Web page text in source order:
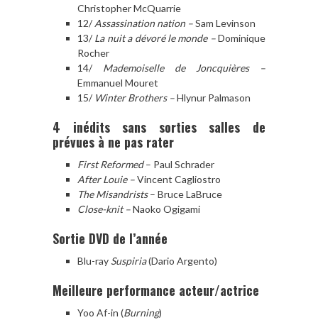
Christopher McQuarrie
12/ Assassination nation –Sam Levinson
13/ La nuit a dévoré le monde –Dominique
Rocher
14/ Mademoiselle de Joncquières –
Emmanuel Mouret
15/ Winter Brothers –Hlynur Palmason
4 inédits sans sorties salles de
prévues à ne pas rater
First Reformed– Paul Schrader
After Louie –Vincent Cagliostro
The Misandrists– Bruce LaBruce
Close-knit –Naoko Ogigami
Sortie DVD de l’année
Blu-ray Suspiria(Dario Argento)
Meilleure performance acteur/actrice
Yoo Af-in (Burning)